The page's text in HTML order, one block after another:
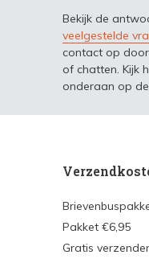
Bekijk de
veelgestelde
contact op
of chatten. Kijk
onderaan op
Pakket €6,95
Gratis